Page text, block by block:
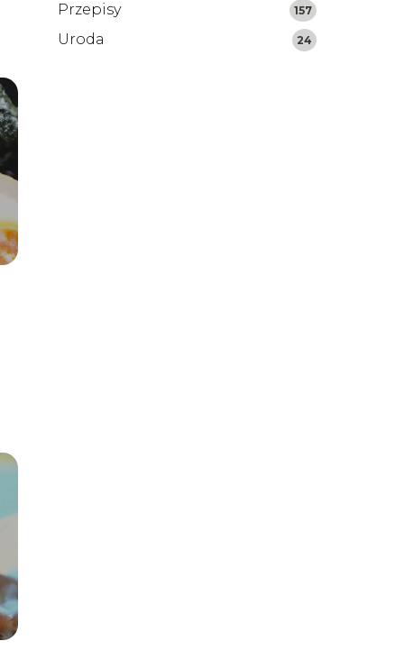
Przepisy 157
Uroda 24